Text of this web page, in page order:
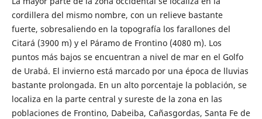
cordillera del mismo nombre, con un relieve bastante
fuerte, sobresaliendo en la topografía los farallones del
Citará (3900 m) y el Páramo de Frontino (4080 m). Los
puntos más bajos se encuentran a nivel de mar en el Golfo
de Urabá. El invierno está marcado por una época de lluvias
bastante prolongada. En un alto porcentaje la población, se
localiza en la parte central y sureste de la zona en las
poblaciones de Frontino, Dabeiba, Cañasgordas, Santa Fe de